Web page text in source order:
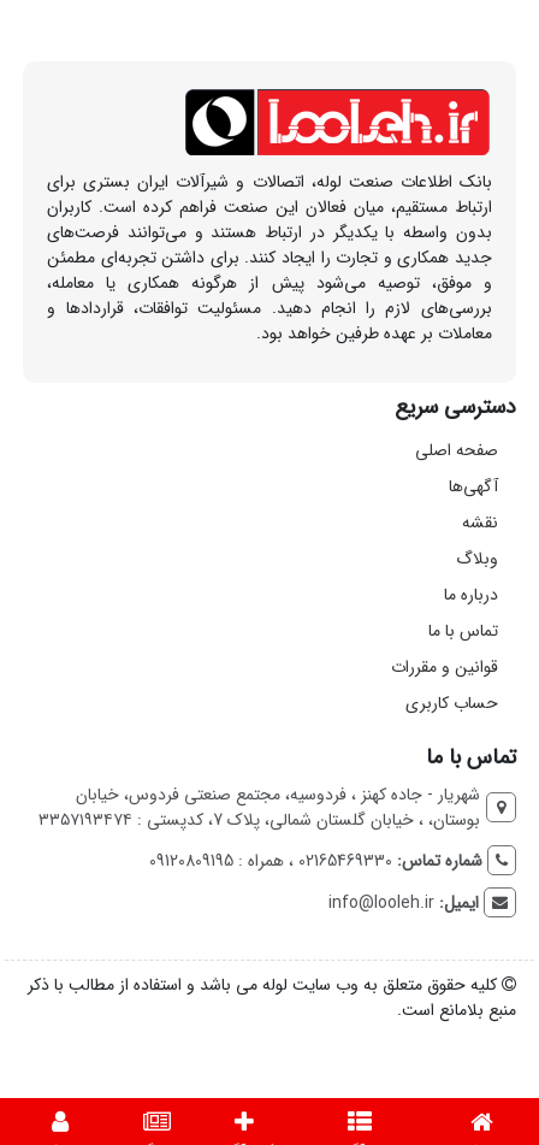
بانک اطلاعات صنعت لوله، اتصالات و شیرآلات ایران بستری برای
ارتباط مستقیم، میان فعالان این صنعت فراهم کرده است. کاربران
بدون واسطه با یکدیگر در ارتباط هستند و می‌توانند فرصت‌های
جدید همکاری و تجارت را ایجاد کنند. برای داشتن تجربه‌ای مطمئن
و موفق، توصیه می‌شود پیش از هرگونه همکاری یا معامله،
بررسی‌های لازم را انجام دهید. مسئولیت توافقات، قراردادها و
معاملات بر عهده طرفین خواهد بود.
دسترسی سریع
صفحه اصلی
آگهی‌ها
نقشه
وبلاگ
درباره ما
تماس با ما
قوانین و مقررات
حساب کاربری
تماس با ما
شهریار - جاده کهنز ، فردوسیه، مجتمع صنعتی فردوس، خیابان
بوستان، ، خیابان گلستان شمالی، پلاک 7، کدپستی : ۳۳۵۷۱۹۳۴۷۴
شماره تماس: 02165469330 ، همراه : 09120809195
ایمیل:info@looleh.ir
کلیه حقوق متعلق به وب سایت لوله می باشد و استفاده از مطالب با ذکر
منبع بلامانع است.